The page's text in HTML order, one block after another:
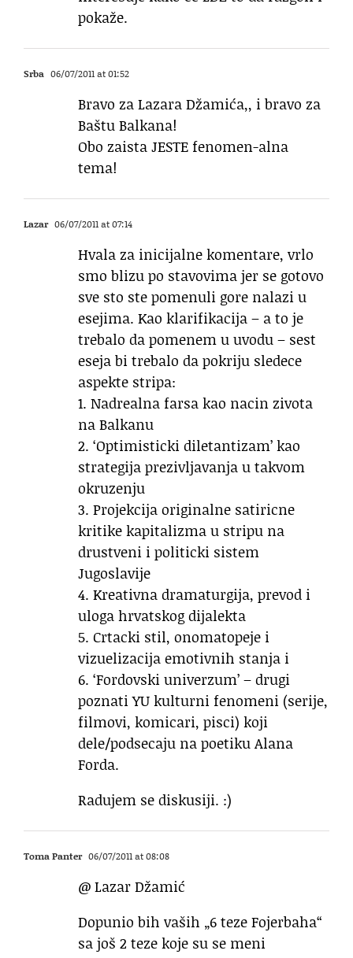
pokaže.
Srba 06/07/2011 at 01:52
Bravo za Lazara Džamića,, i bravo za
Baštu Balkana!
Obo zaista JESTE fenomen-alna
tema!
Lazar 06/07/2011 at 07:14
Hvala za inicijalne komentare, vrlo
smo blizu po stavovima jer se gotovo
sve sto ste pomenuli gore nalazi u
esejima. Kao klarifikacija – a to je
trebalo da pomenem u uvodu – sest
eseja bi trebalo da pokriju sledece
aspekte stripa:
1. Nadrealna farsa kao nacin zivota
na Balkanu
2. ‘Optimisticki diletantizam’ kao
strategija prezivljavanja u takvom
okruzenju
3. Projekcija originalne satiricne
kritike kapitalizma u stripu na
drustveni i politicki sistem
Jugoslavije
4. Kreativna dramaturgija, prevod i
uloga hrvatskog dijalekta
5. Crtacki stil, onomatopeje i
vizuelizacija emotivnih stanja i
6. ‘Fordovski univerzum’ – drugi
poznati YU kulturni fenomeni (serije,
filmovi, komicari, pisci) koji
dele/podsecaju na poetiku Alana
Forda.
Radujem se diskusiji. :)
Toma Panter 06/07/2011 at 08:08
@ Lazar Džamić
Dopunio bih vaših „6 teze Fojerbaha“
sa još 2 teze koje su se meni